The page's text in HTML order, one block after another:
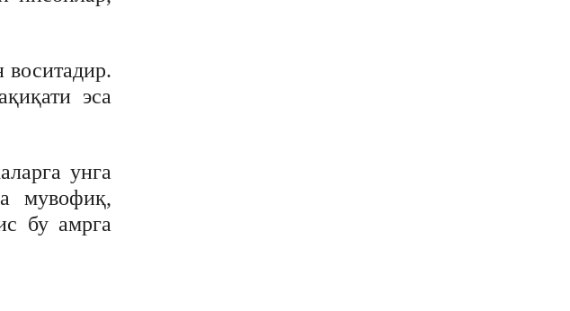
воситадир.
эса
унга
мувофиқ,
бу амрга